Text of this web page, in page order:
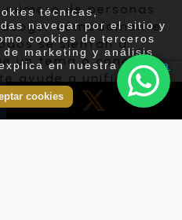
de personas
cómodamente
se sientan a
un tema o concepto,
ayude a unificar la
la música.
técnicas,
navegar por el sitio y
cookies de terceros
marketing y análisis
en nuestrapolítica
cookies